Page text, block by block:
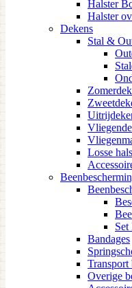
Halster
Halster
Dekens
Stal &
Losse
Set
Bandages
Transport
Overige